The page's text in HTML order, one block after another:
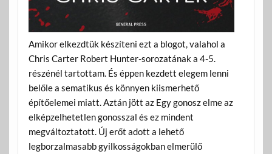
Amikor elkezdtük készíteni ezt a blogot, valahol a
Chris Carter Robert Hunter-sorozatának a 4-5.
részénél tartottam. És éppen kezdett elegem lenni
belőle a sematikus és könnyen kiismerhető
építőelemei miatt. Aztán jött az Egy gonosz elme az
elképzelhetetlen gonosszal és ez mindent
megváltoztatott. Új erőt adott a lehető
legborzalmasabb gyilkosságokban elmerülő